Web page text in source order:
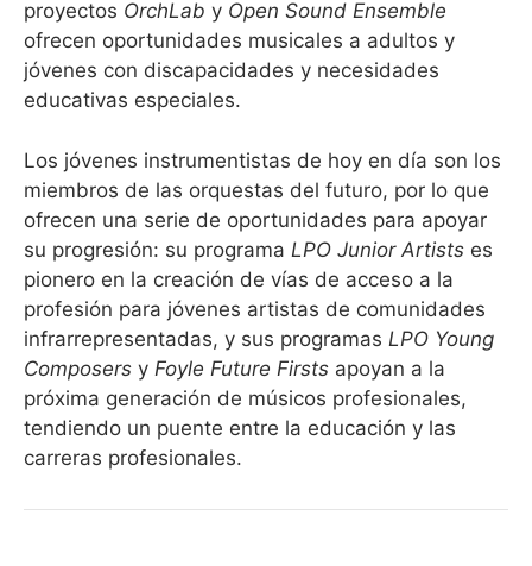
proyectos OrchLab y Open Sound Ensemble
ofrecen oportunidades musicales a adultos y
jóvenes con discapacidades y necesidades
educativas especiales.
Los jóvenes instrumentistas de hoy en día son los
miembros de las orquestas del futuro, por lo que
ofrecen una serie de oportunidades para apoyar
su progresión: su programa LPO Junior Artists es
pionero en la creación de vías de acceso a la
profesión para jóvenes artistas de comunidades
infrarrepresentadas, y sus programas LPO Young
Composers y Foyle Future Firsts apoyan a la
próxima generación de músicos profesionales,
tendiendo un puente entre la educación y las
carreras profesionales.